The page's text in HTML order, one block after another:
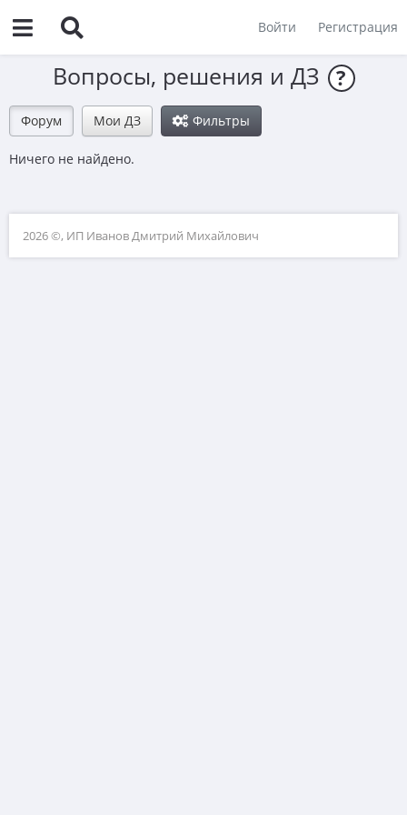
Войти Регистрация
Вопросы, решения и ДЗ ?
Форум Мои ДЗ Фильтры
Ничего не найдено.
2026 ©, ИП Иванов Дмитрий Михайлович